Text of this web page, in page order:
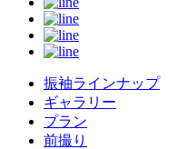
振袖ラインナップ
ギャラリー
プラン
前撮り